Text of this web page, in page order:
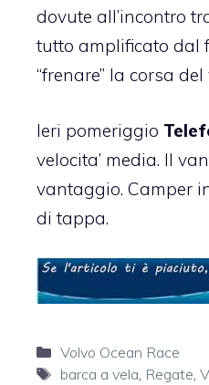
dovute all’incontro
tutto amplificato dal
“frenare” la corsa del
Ieri pomeriggio
velocita’ media. Il
vantaggio. Camper
di tappa.
Categorie
Volvo Ocean Race
Tag
barca a vela, Regate,